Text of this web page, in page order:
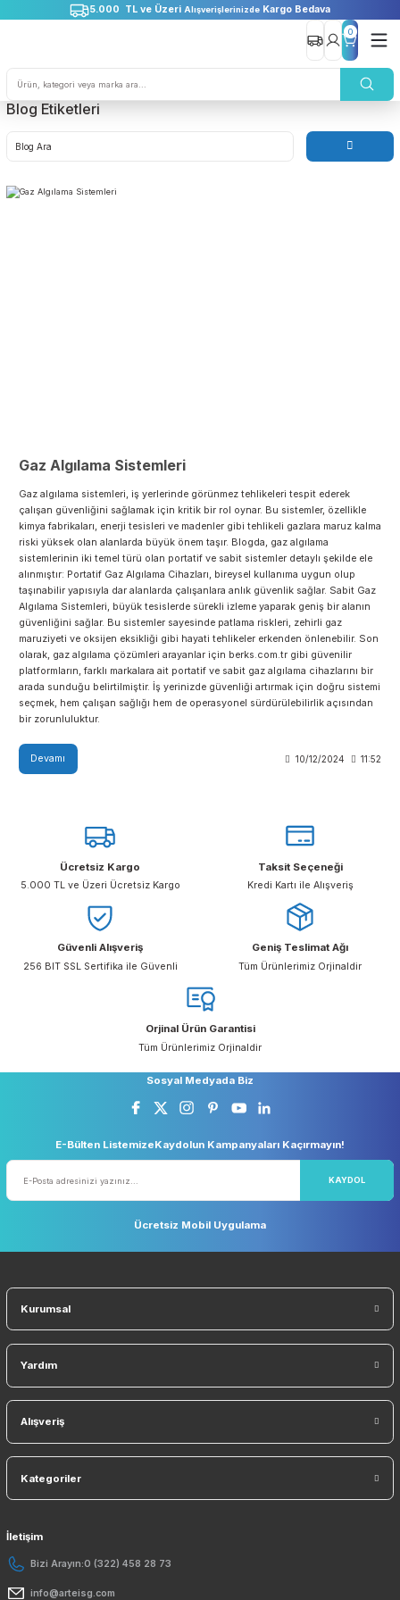
5.000 TL ve ÜzeriAlışverişlerinizdeKargo Bedava
0
Blog Etiketleri
Gaz Algılama Sistemleri
Gaz algılama sistemleri, iş yerlerinde görünmez tehlikeleri tespit ederek
çalışan güvenliğini sağlamak için kritik bir rol oynar. Bu sistemler,
kimya fabrikaları, enerji tesisleri ve madenler gibi tehlikeli gazlara maruz
riski yüksek olan alanlarda büyük önem taşır. Blogda, gaz algılama
sistemlerinin iki temel türü olan portatif ve sabit sistemler detaylı şekilde
alınmıştır: Portatif Gaz Algılama Cihazları, bireysel kullanıma uygun olup
taşınabilir yapısıyla dar alanlarda çalışanlara anlık güvenlik sağlar. Sabit
Algılama Sistemleri, büyük tesislerde sürekli izleme yaparak geniş bir
güvenliğini sağlar. Bu sistemler sayesinde patlama riskleri, zehirli gaz
maruziyeti ve oksijen eksikliği gibi hayati tehlikeler erkenden önlenebilir.
platformların, farklı markalara ait portatif ve sabit gaz algılama
arada sunduğu belirtilmiştir. İş yerinizde güvenliği artırmak için doğru
Ücretsiz Kargo
5.000 TL ve Üzeri Ücretsiz Kargo
Taksit Seçeneği
Güvenli Alışveriş
256 BIT SSL Sertifika ile Güvenli Tüm Ürünlerimiz
Orjinal Ürün Garantisi
Tüm Ürünlerimiz Orjinaldir
Sosyal Medyada Biz
Kurumsal